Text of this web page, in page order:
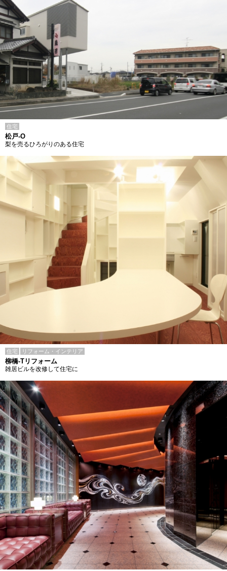
住宅
松戸-O
梨を売るひろがりのある住宅
住宅 リフォーム・インテリア
柳橋-Tリフォーム
雑居ビルを改修して住宅に